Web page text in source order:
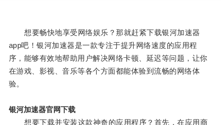
想要畅快地享受网络娱乐？那就赶紧下载银河加速器
app吧！银河加速器是一款专注于提升网络速度的应用程
序，能够有效地帮助用户解决网络卡顿、延迟等问题，让你
在游戏、影视、音乐等各个方面都能体验到流畅的网络体
验。
银河加速器官网下载
想要下载并安装这款神奇的应用程序？首先，在应用商